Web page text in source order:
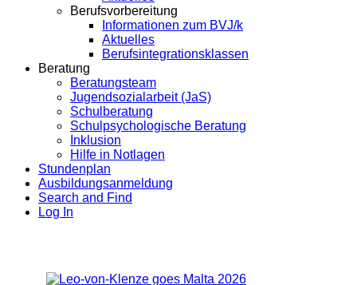
Berufsvorbereitung
Informationen zum BVJ/k
Aktuelles
Berufsintegrationsklassen
Beratung
Beratungsteam
Jugendsozialarbeit (JaS)
Schulberatung
Schulpsychologische Beratung
Inklusion
Hilfe in Notlagen
Stundenplan
Ausbildungsanmeldung
Search and Find
Log In